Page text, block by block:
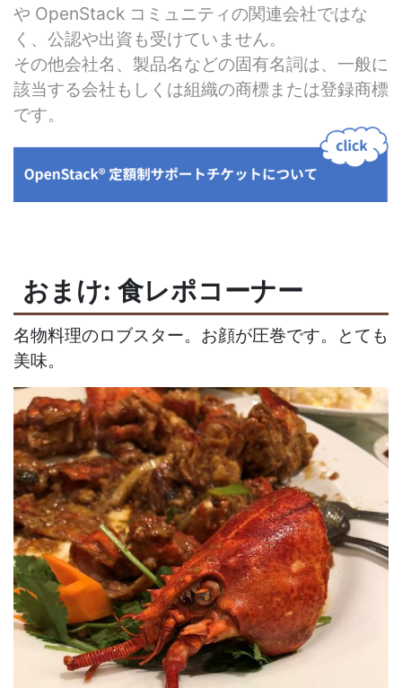
や OpenStack コミュニティの関連会社ではな
く、公認や出資も受けていません。
その他会社名、製品名などの固有名詞は、一般に
該当する会社もしくは組織の商標または登録商標
です。
おまけ: 食レポコーナー
名物料理のロブスター。お顔が圧巻です。とても
美味。